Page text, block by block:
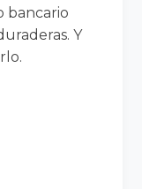
bancario
Y